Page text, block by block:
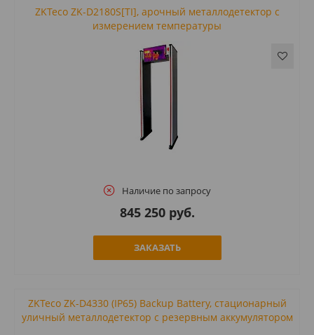
ZKTeco ZK-D2180S[TI], арочный металлодетектор с
измерением температуры
Наличие по запросу
845 250 руб.
ЗАКАЗАТЬ
ZKTeco ZK-D4330 (IP65) Backup Battery, стационарный
уличный металлодетектор с резервным аккумулятором